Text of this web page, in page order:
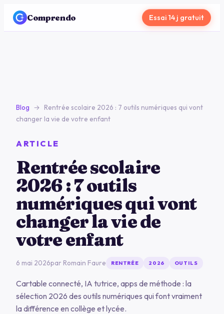
Comprendo Essai 14 j gratuit
Blog → Rentrée scolaire 2026 : 7 outils numériques qui vont
changer la vie de votre enfant
ARTICLE
Rentrée scolaire
2026 : 7 outils
numériques qui vont
changer la vie de
votre enfant
6 mai 2026par Romain Faure RENTRÉE 2026 OUTILS
Cartable connecté, IA tutrice, apps de méthode : la
sélection 2026 des outils numériques qui font vraiment
la différence en collège et lycée.